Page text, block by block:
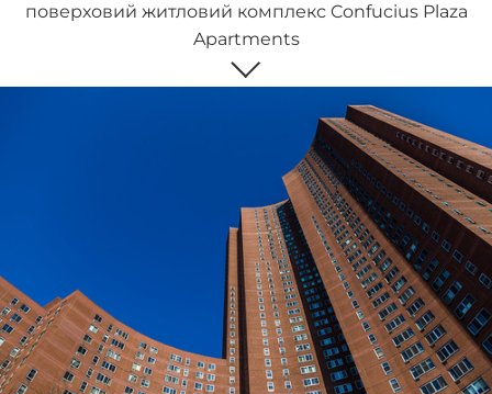
поверховий житловий комплекс Confucius Plaza
Apartments